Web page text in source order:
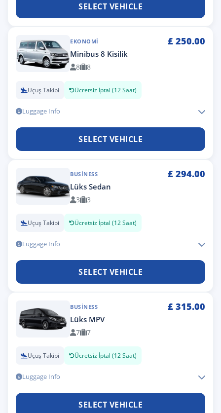
SELECT VEHICLE
EKONOMI £ 250.00
Minibus 8 Kisilik
8 8
Uçuş Takibi Ücretsiz İptal (12 Saat)
Luggage Info
SELECT VEHICLE
BUSINESS £ 294.00
Lüks Sedan
3 3
Uçuş Takibi Ücretsiz İptal (12 Saat)
Luggage Info
SELECT VEHICLE
BUSINESS £ 315.00
Lüks MPV
7 7
Uçuş Takibi Ücretsiz İptal (12 Saat)
Luggage Info
SELECT VEHICLE